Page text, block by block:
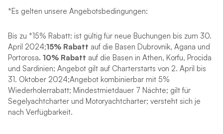
*Es gelten unsere Angebotsbedingungen:
Bis zu *15% Rabatt: ist gültig für neue Buchungen bis zum 30.
April 2024;15% Rabatt auf die Basen Dubrovnik, Agana und
Portorosa. 10% Rabatt auf die Basen in Athen, Korfu, Procida
und Sardinien; Angebot gilt auf Charterstarts von 2. April bis
31. Oktober 2024;Angebot kombinierbar mit 5%
Wiederholerrabatt; Mindestmietdauer 7 Nächte; gilt für
Segelyachtcharter und Motoryachtcharter; versteht sich je
nach Verfügbarkeit.